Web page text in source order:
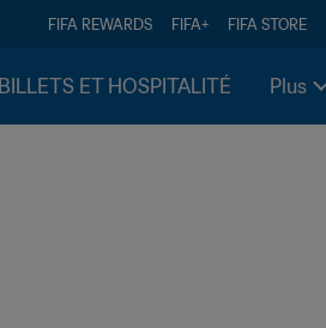
FIFA REWARDS FIFA+ FIFA STORE
BILLETS ET HOSPITALITÉ Plus